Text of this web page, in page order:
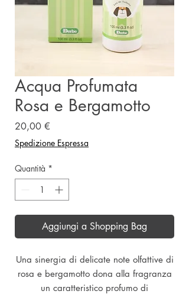
Acqua Profumata
Rosa e Bergamotto
20,00 €
Spedizione Espressa
Quantità *
Aggiungi a Shopping Bag
Una sinergia di delicate note olfattive di
rosa e bergamotto dona alla fragranza
un caratteristico profumo di